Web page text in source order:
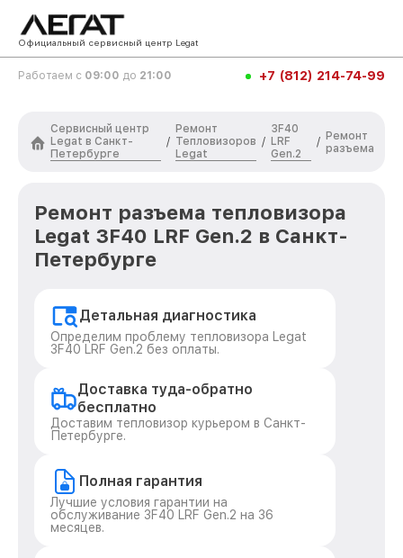
Официальный сервисный центр Legat
Работаем с 09:00 до 21:00 +7 (812) 214-74-99
Сервисный центр
Legat в Санкт-
Петербурге
/
Ремонт
Тепловизоров
Legat
/
3F40
LRF
Gen.2
/ Ремонт
разъема
Ремонт разъема тепловизора
Legat 3F40 LRF Gen.2 в Санкт-
Петербурге
Детальная диагностика
Определим проблему тепловизора Legat
3F40 LRF Gen.2 без оплаты.
Доставка туда-обратно
бесплатно
Доставим тепловизор курьером в Санкт-
Петербурге.
Полная гарантия
Лучшие условия гарантии на
обслуживание 3F40 LRF Gen.2 на 36
месяцев.